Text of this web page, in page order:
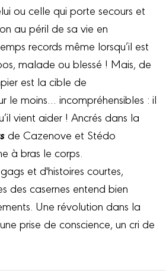
ou celle qui porte secours et
au péril de sa vie en
records même lorsqu’il est
malade ou blessé ! Mais, de
est la cible de
le moins… incompréhensibles : il
vient aider ! Ancrés dans la
de Cazenove et Stédo
à bras le corps.
et d'histoires courtes,
des casernes entend bien
Une révolution dans la
prise de conscience, un cri de